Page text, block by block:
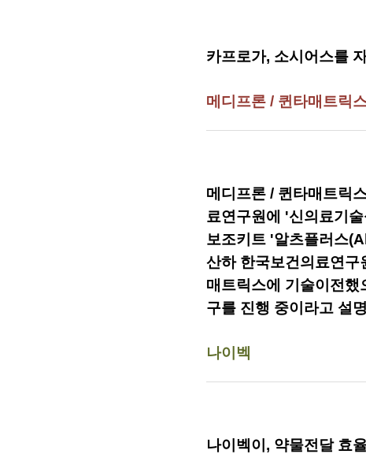
카프로가, 소시어스를
메디프론 / 퀸타매트릭
메디프론 / 퀸타매트릭
료연구원에 '신의료기
보조키트 '알츠플러스
산하 한국보건의료연
매트릭스에 기술이전했
구를 진행 중이라고 설
나이벡
나이벡이, 약물전달 효